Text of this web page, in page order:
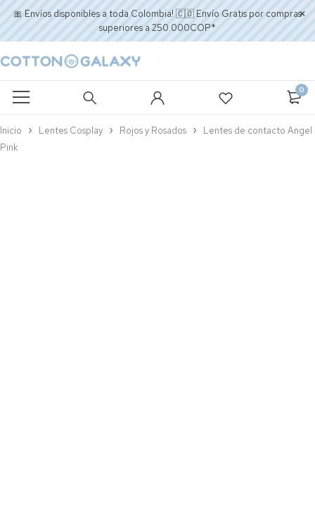
🎀 Envíos disponibles a toda Colombia! 🇨🇴 Envío Gratis por compras
superiores a 250.000COP*
0
Inicio Lentes Cosplay Rojos y Rosados
Lentes de contacto Angel
Pink